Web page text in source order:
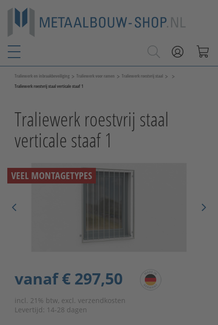
Traliewerk en inbraakbeveiliging > Traliewerk voor ramen > Traliewerk roestvrij staal > >
Traliewerk roestvrij staal verticale staaf 1
Traliewerk roestvrij staal
verticale staaf 1
VEEL MONTAGETYPES
vanaf€ 297,50
incl. 21% btw, excl. verzendkosten
Levertijd: 14-28 dagen